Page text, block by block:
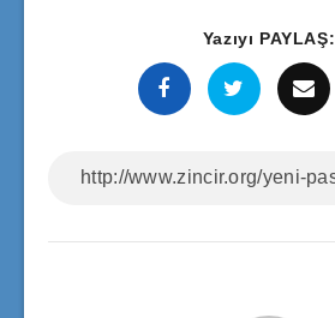
Yazıyı PAYLAŞ: